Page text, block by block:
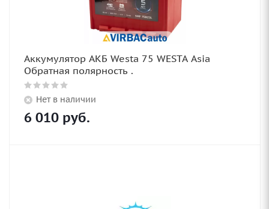
Аккумулятор АКБ Westa 75 WESTA Asia
Обратная полярность .
Нет в наличии
6 010 руб.